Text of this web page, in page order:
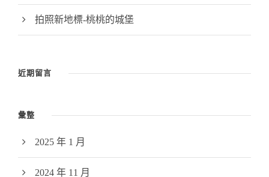
拍照新地標-桃桃的城堡
近期留言
彙整
2025 年 1 月
2024 年 11 月